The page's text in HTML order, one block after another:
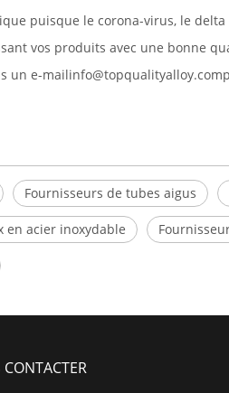
puisque le corona-virus, le
vos produits avec une bonne
un e-mailinfo@topqualityalloy.com
Fournisseurs de tubes aigus
en acier inoxydable